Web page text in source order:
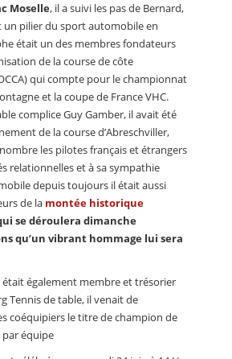
Moselle, il a suivi les pas de Bernard,
un pilier du sport automobile en
était un des membres fondateurs
de la course de côte
qui compte pour le championnat
et la coupe de France VHC.
complice Guy Gamber, il avait été
de la course d’Abreschviller,
les pilotes français et étrangers
relationnelles et à sa sympathie
depuis toujours il était aussi
de la montée historique
se déroulera dimanche
qu’un vibrant hommage lui sera
également membre et trésorier
Tennis de table, il venait de
coéquipiers le titre de champion de
par équipe